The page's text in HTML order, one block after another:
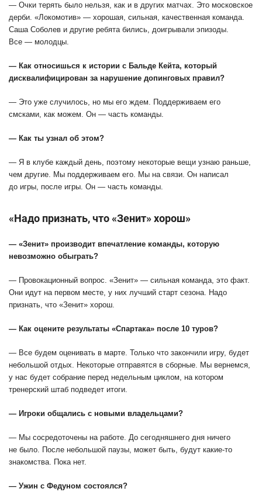
— Очки терять было нельзя, как и в других матчах. Это московское
дерби. «Локомотив» — хорошая, сильная, качественная команда.
Саша Соболев и другие ребята бились, доигрывали эпизоды.
Все — молодцы.
— Как относишься к истории с Бальде Кейта, который
дисквалифицирован за нарушение допинговых правил?
— Это уже случилось, но мы его ждем. Поддерживаем его
смсками, как можем. Он — часть команды.
— Как ты узнал об этом?
— Я в клубе каждый день, поэтому некоторые вещи узнаю раньше,
чем другие. Мы поддерживаем его. Мы на связи. Он написал
до игры, после игры. Он — часть команды.
«Надо признать, что «Зенит» хорош»
— «Зенит» производит впечатление команды, которую
невозможно обыграть?
— Провокационный вопрос. «Зенит» — сильная команда, это факт.
Они идут на первом месте, у них лучший старт сезона. Надо
признать, что «Зенит» хорош.
— Как оцените результаты «Спартака» после 10 туров?
— Все будем оценивать в марте. Только что закончили игру, будет
небольшой отдых. Некоторые отправятся в сборные. Мы вернемся,
у нас будет собрание перед недельным циклом, на котором
тренерский штаб подведет итоги.
— Игроки общались с новыми владельцами?
— Мы сосредоточены на работе. До сегодняшнего дня ничего
не было. После небольшой паузы, может быть, будут какие-то
знакомства. Пока нет.
— Ужин с Федуном состоялся?